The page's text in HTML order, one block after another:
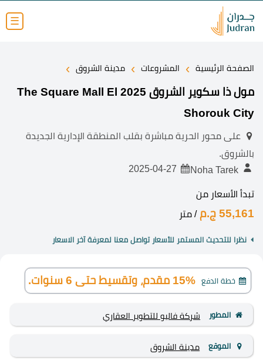
☰
الصفحة الرئيسية › المشروعات › مدينة الشروق ›
مول ذا سكوير الشروق 2025 The Square Mall El
Shorouk City
على محور الحرية مباشرة بقلب المنطقة الإدارية الجديدة
بالشروق.
تبدأ الأسعار من
55,161 ج.م / متر
نظرا للتحديث المستمر للأسعار تواصل معنا لمعرفة آخر الاسعار
خطة الدفع 15% مقدم، وتقسيط حتى 6 سنوات.
المطور شركة فاليو للتطوير العقاري
الموقع مدينة الشروق